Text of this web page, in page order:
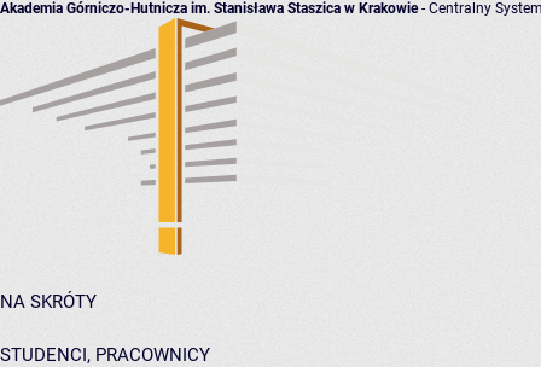
Akademia Górniczo-Hutnicza im. Stanisława Staszica w Krakowie- Centralny
NA SKRÓTY
STUDENCI, PRACOWNICY